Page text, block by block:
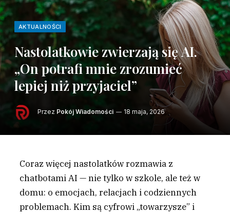
AKTUALNOŚCI
Nastolatkowie zwierzają się AI.
„On potrafi mnie zrozumieć
lepiej niż przyjaciel”
Przez Pokój Wiadomości 18 maja, 2026
Coraz więcej nastolatków rozmawia z
chatbotami AI — nie tylko w szkole, ale też w
domu: o emocjach, relacjach i codziennych
problemach. Kim są cyfrowi „towarzysze” i